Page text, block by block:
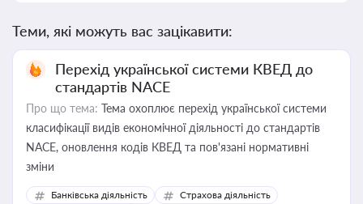
Теми, які можуть вас зацікавити:
Перехід української системи КВЕД до
стандартів NACE
Про що тема: Тема охоплює перехід української системи
класифікації видів економічної діяльності до стандартів
NACE, оновлення кодів КВЕД та пов'язані нормативні
зміни
Банківська діяльність
Страхова діяльність